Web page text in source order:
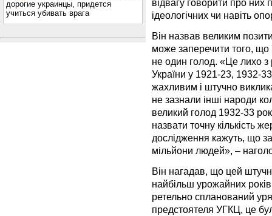
дорогие украинцы, придется
учиться убивать врага
відвагу говорити про них
ідеологічних чи навіть
Він назвав великим
може заперечити того,
не один голод. «Це лихо з
України у 1921-23, 1932-
жахливим і штучно
не зазнали інші народи
великий голод 1932-33
назвати точну кількість
дослідження кажуть, що
мільйони людей», –
Він нагадав, що цей
найбільш урожайних
ретельно спланований
предстоятеля УГКЦ, це